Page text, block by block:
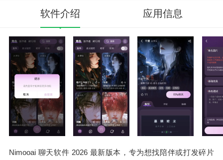
软件介绍 应用信息
Nimooai 聊天软件 2026 最新版本，专为想找陪伴或打发碎片